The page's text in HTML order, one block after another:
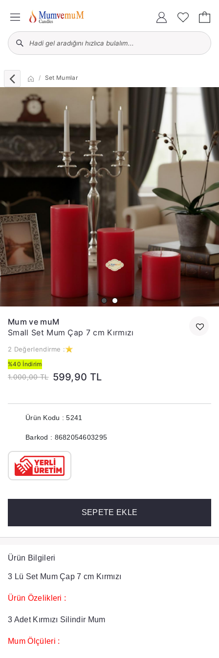
Set Mumlar
Mum ve muM
Small Set Mum Çap 7 cm Kırmızı
2 Değerlendirme :
%40 İndirim
1.000,00 TL 599,90 TL
Ürün Kodu : 5241
Barkod : 8682054603295
SEPETE EKLE
Ürün Bilgileri
3 Lü Set Mum Çap 7 cm Kırmızı
Ürün Özelikleri :
3 Adet Kırmızı Silindir Mum
Mum Ölçüleri :